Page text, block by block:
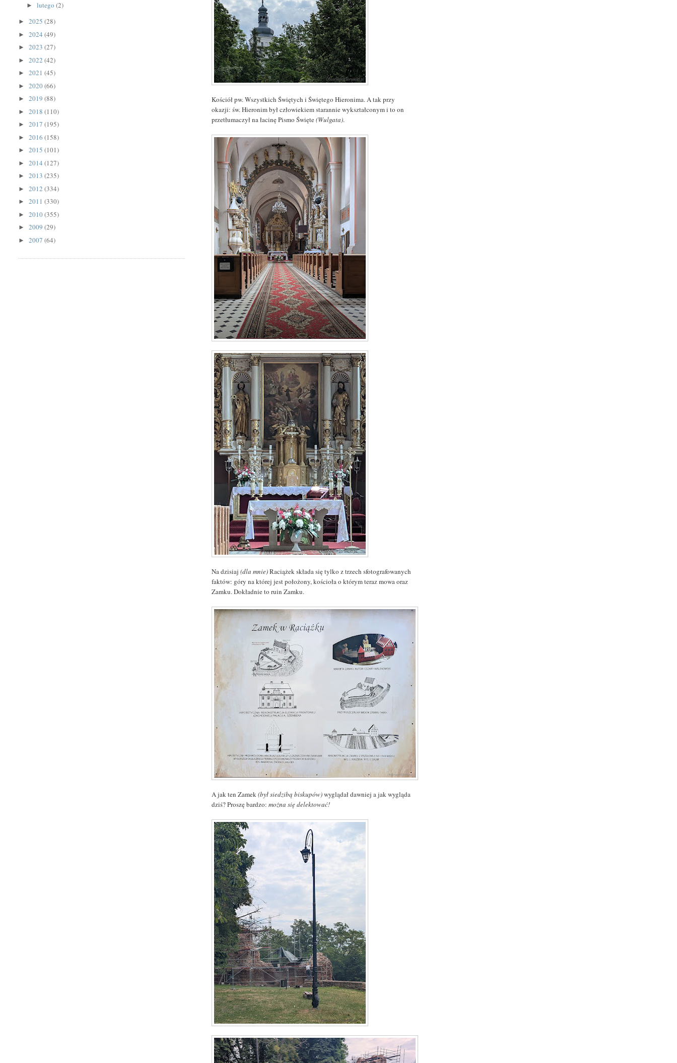
Kościół pw. Wszystkich Świętych i Świętego Hieronima. A tak przy
okazji: św. Hieronim był człowiekiem starannie wykształconym i to on
przetłumaczył na łacinę Pismo Święte(Wulgata).
Na dzisiaj(dla mnie)Raciążek składa się tylko z trzech sfotografowanych
faktów: góry na której jest położony, kościoła o którym teraz mowa oraz
Zamku. Dokładnie to ruin Zamku.
A jak ten Zamek(był siedzibą biskupów)wyglądał dawniej a jak wygląda
dziś? Proszę bardzo:można się delektować!
►lutego(2)
►2025(28)
►2024(49)
►2023(27)
►2022(42)
►2021(45)
►2020(66)
►2019(88)
►2018(110)
►2017(195)
►2016(158)
►2015(101)
►2014(127)
►2013(235)
►2012(334)
►2011(330)
►2010(355)
►2009(29)
►2007(64)